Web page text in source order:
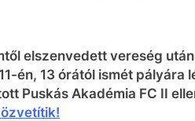
elszenvedett vereség
én, 13 órától ismét pályára
Puskás Akadémia FC II